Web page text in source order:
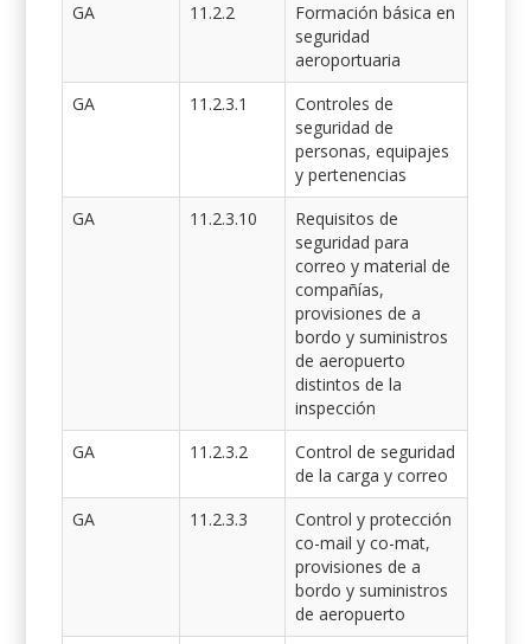
GA
11.2.2
Formación básica en
seguridad
aeroportuaria
GA
11.2.3.1
Controles de
seguridad de
personas, equipajes
y pertenencias
GA
11.2.3.10
Requisitos de
seguridad para
correo y material de
compañías,
provisiones de a
bordo y suministros
de aeropuerto
distintos de la
inspección
GA
11.2.3.2
Control de seguridad
de la carga y correo
GA
11.2.3.3
Control y protección
co-mail y co-mat,
provisiones de a
bordo y suministros
de aeropuerto